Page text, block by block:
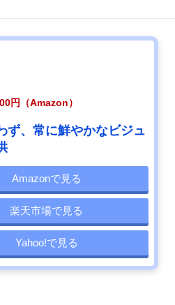
円（Amazon）
ず、常に鮮やかなビジュ
Amazonで見る
楽天市場で見る
Yahoo!で見る